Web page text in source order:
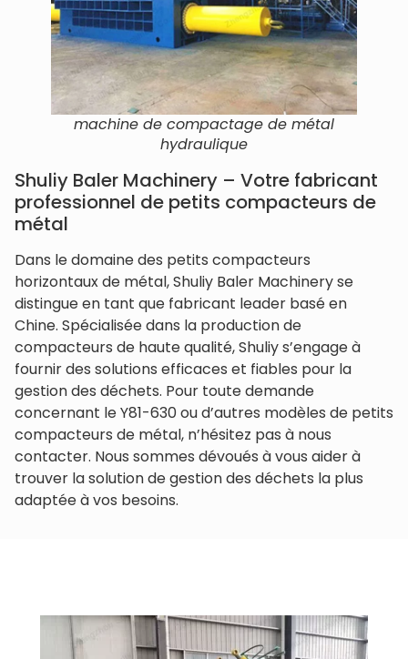
machine de compactage de métal
hydraulique
Shuliy Baler Machinery – Votre fabricant
professionnel de petits compacteurs de
métal
Dans le domaine des petits compacteurs
horizontaux de métal, Shuliy Baler Machinery se
distingue en tant que fabricant leader basé en
Chine. Spécialisée dans la production de
compacteurs de haute qualité, Shuliy s’engage à
fournir des solutions efficaces et fiables pour la
gestion des déchets. Pour toute demande
concernant le Y81-630 ou d’autres modèles de petits
compacteurs de métal, n’hésitez pas à nous
contacter. Nous sommes dévoués à vous aider à
trouver la solution de gestion des déchets la plus
adaptée à vos besoins.